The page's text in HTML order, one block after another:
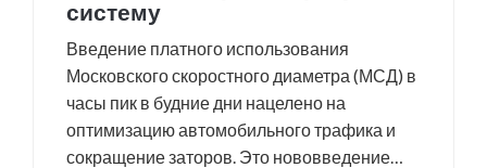
систему
Введение платного использования
Московского скоростного диаметра (МСД) в
часы пик в будние дни нацелено на
оптимизацию автомобильного трафика и
сокращение заторов. Это нововведение